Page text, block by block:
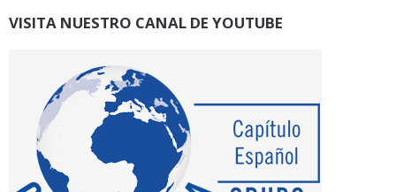
VISITA NUESTRO CANAL DE YOUTUBE